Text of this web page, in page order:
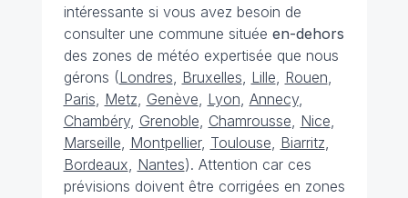
intéressante si vous avez besoin de
consulter une commune située en-dehors
des zones de météo expertisée que nous
gérons (Londres, Bruxelles, Lille, Rouen,
Paris, Metz, Genève, Lyon, Annecy,
Chambéry, Grenoble, Chamrousse, Nice,
Marseille, Montpellier, Toulouse, Biarritz,
Bordeaux, Nantes). Attention car ces
prévisions doivent être corrigées en zones